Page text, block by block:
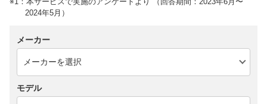
2024年5月）
メーカー
モデル